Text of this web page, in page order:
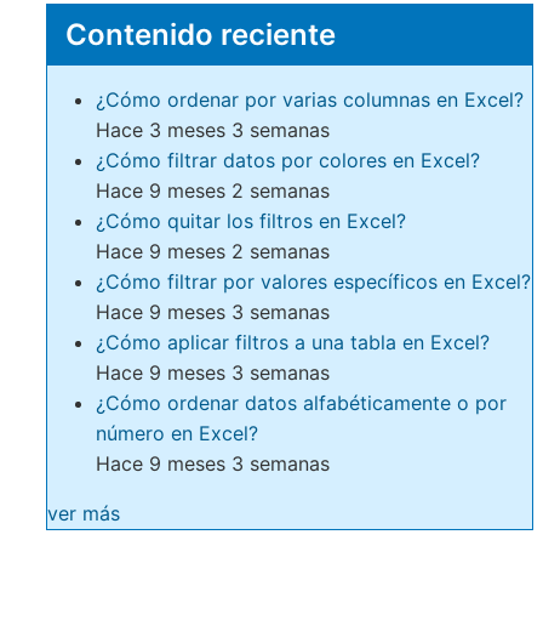
Contenido reciente
¿Cómo ordenar por varias columnas en Excel?
Hace 3 meses 3 semanas
¿Cómo filtrar datos por colores en Excel?
Hace 9 meses 2 semanas
¿Cómo quitar los filtros en Excel?
Hace 9 meses 2 semanas
¿Cómo filtrar por valores específicos en Excel?
Hace 9 meses 3 semanas
¿Cómo aplicar filtros a una tabla en Excel?
Hace 9 meses 3 semanas
¿Cómo ordenar datos alfabéticamente o por
número en Excel?
Hace 9 meses 3 semanas
ver más